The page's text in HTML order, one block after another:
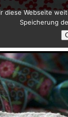
diese Webseite
Speicherung